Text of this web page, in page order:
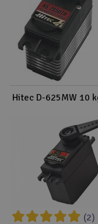
Batteri &
Biler
Både
Droner til
Fly
Helikopter
Hitec D-625MW 10
(2)